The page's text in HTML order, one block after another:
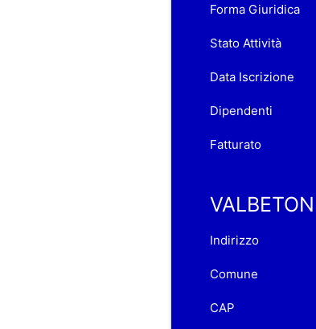
Forma Giuridica
Stato Attività
Data Iscrizione
Dipendenti
Fatturato
Indirizzo
Comune
CAP